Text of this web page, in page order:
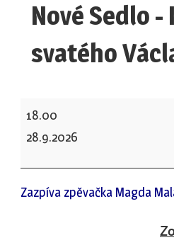
Nové Sedlo -
svatého
Nové
Sedlo
svatého
18.00
28.9.2026
Zazpíva zpěvačka Magda